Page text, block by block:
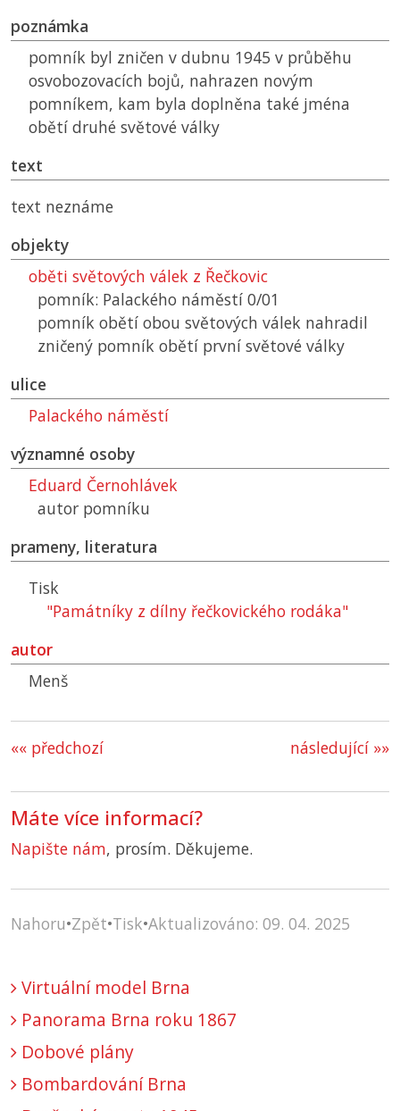
poznámka
pomník byl zničen v dubnu 1945 v průběhu
osvobozovacích bojů, nahrazen novým
pomníkem, kam byla doplněna také jména
obětí druhé světové války
text
text neznáme
objekty
oběti světových válek z Řečkovic
pomník: Palackého náměstí 0/01
pomník obětí obou světových válek nahradil
zničený pomník obětí první světové války
ulice
Palackého náměstí
významné osoby
Eduard Černohlávek
autor pomníku
prameny, literatura
Tisk
"Památníky z dílny řečkovického rodáka"
autor
Menš
«« předchozí následující »»
Máte více informací?
Napište nám, prosím. Děkujeme.
Nahoru•Zpět•Tisk•Aktualizováno: 09. 04. 2025
Virtuální model Brna
Panorama Brna roku 1867
Dobové plány
Bombardování Brna